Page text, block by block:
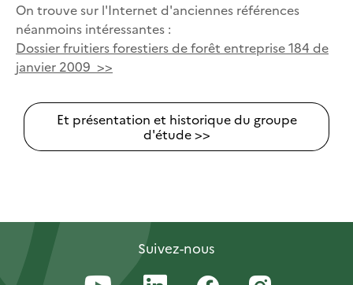
On trouve sur l'Internet d'anciennes références
néanmoins intéressantes :
Dossier fruitiers forestiers de forêt entreprise 184 de
janvier 2009 >>
Et présentation et historique du groupe
d'étude >>
Suivez-nous